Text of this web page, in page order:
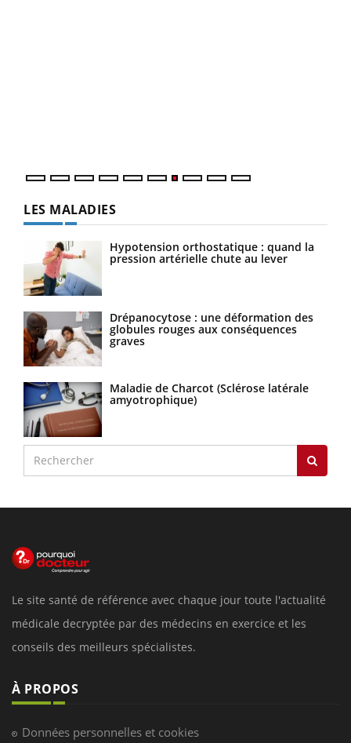
LES MALADIES
Hypotension orthostatique : quand la
pression artérielle chute au lever
Drépanocytose : une déformation des
globules rouges aux conséquences
graves
Maladie de Charcot (Sclérose latérale
amyotrophique)
Le site santé de référence avec chaque jour toute l'actualité
médicale decryptée par des médecins en exercice et les
conseils des meilleurs spécialistes.
À PROPOS
Données personnelles et cookies